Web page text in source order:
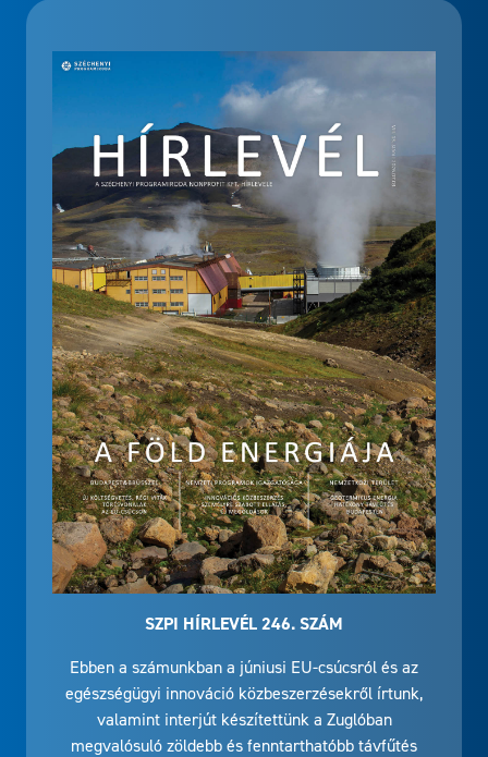
SZPI HÍRLEVÉL 246. SZÁM
Ebben a számunkban a júniusi EU-csúcsról és az
egészségügyi innováció közbeszerzésekről írtunk,
valamint interjút készítettünk a Zuglóban
megvalósuló zöldebb és fenntarthatóbb távfűtés